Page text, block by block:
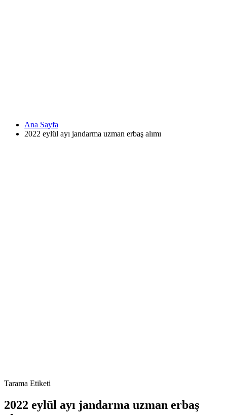
Ana Sayfa
2022 eylül ayı jandarma uzman erbaş alımı
Tarama Etiketi
2022 eylül ayı jandarma uzman erbaş